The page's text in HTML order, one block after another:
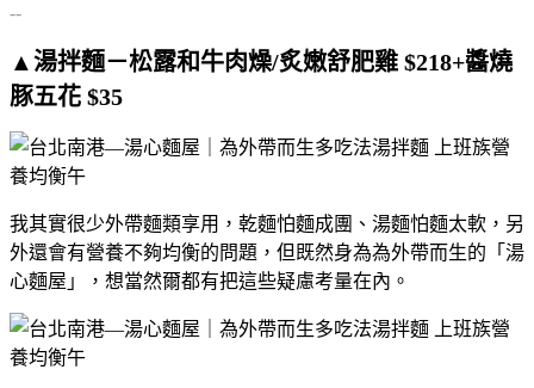
--
▲湯拌麵－松露和牛肉燥/炙嫩舒肥雞 $218+醬燒
豚五花 $35
我其實很少外帶麵類享用，乾麵怕麵成團、湯麵怕麵太軟，另
外還會有營養不夠均衡的問題，但既然身為為外帶而生的「湯
心麵屋」，想當然爾都有把這些疑慮考量在內。